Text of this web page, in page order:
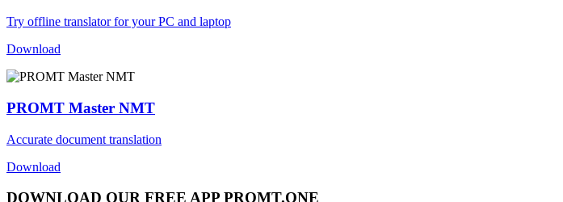
Try offline translator for your PC and laptop
Download
PROMT Master NMT
Accurate document translation
Download
DOWNLOAD OUR FREE APP PROMT.ONE